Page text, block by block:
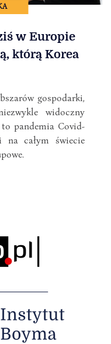
w Europie
którą Korea
gospodarki,
widoczny
pandemia Covid-
na całym świecie